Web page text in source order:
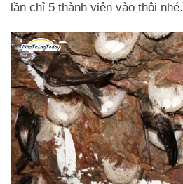
lần chỉ 5 thành viên vào thôi nhé.